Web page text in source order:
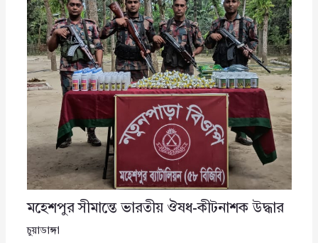
মহেশপুর সীমান্তে ভারতীয় ঔষধ-কীটনাশক উদ্ধার
চুয়াডাঙ্গা